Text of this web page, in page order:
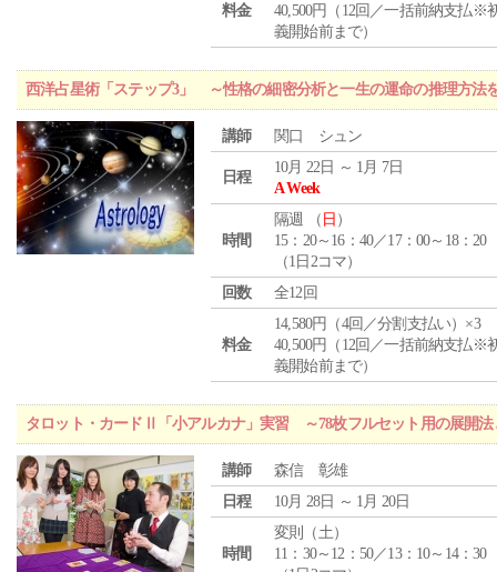
料金
40,500円（12回／一括前納支払※
義開始前まで）
西洋占星術「ステップ3」 ～性格の細密分析と一生の運命の推理方法
講師 関口 シュン
日程
10月 22日 ～ 1月 7日
A Week
時間
隔週 （ 日 ）
15：20～16：40／17：00～18：20
（1日2コマ）
回数
全12回
料金
14,580円（4回／分割支払い）×3
40,500円（12回／一括前納支払※
義開始前まで）
タロット・カードⅡ「小アルカナ」実習 ～78枚フルセット用の展開法
講師
森信 彰雄
日程
10月 28日 ～ 1月 20日
時間
変則（土）
11：30～12：50／13：10～14：30